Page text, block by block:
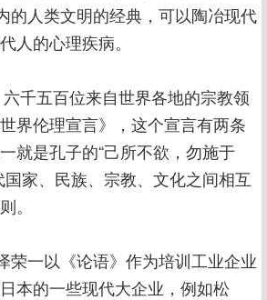
的人类文明的经典，可以陶冶现代
人的心理疾病。
千五百位来自世界各地的宗教领
界伦理宣言》，这个宣言有两条
就是孔子的“己所不欲，勿施于
国家、民族、宗教、文化之间相互
。
荣一以《论语》作为培训工业企业
本的一些现代大企业，例如松